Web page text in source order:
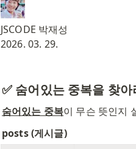
JSCODE 박재성
2026. 03. 29.
✅ 숨어있는 중복을 찾아
숨어있는 중복이 무슨 뜻인지
posts (게시글)